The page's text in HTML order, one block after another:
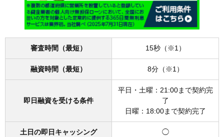
審査時間（最短） 15秒（※1）
融資時間（最短） 8分（※1）
即日融資を受ける条件
平日・土曜：21:00まで契約完
了
日曜：18:00まで契約完了
土日の即日キャッシング ◯